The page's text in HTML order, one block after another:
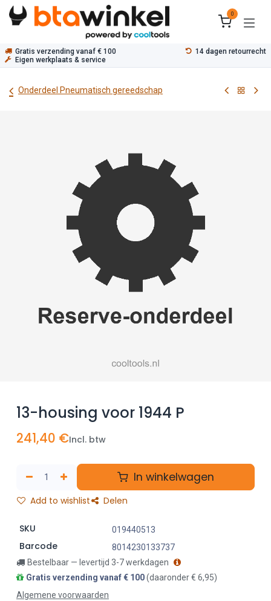
Overslaan naar inhoud
0
Gratis verzending vanaf € 100
14 dagen retourrecht
Eigen werkplaats & service
Onderdeel Pneumatisch gereedschap
13-housing voor 1944 P
241,40 €Incl. btw
In winkelwagen
Add to wishlist Delen
SKU 019440513
Barcode
8014230133737
Bestelbaar — levertijd 3-7 werkdagen
Gratis verzending vanaf € 100(daaronder € 6,95)
Algemene voorwaarden